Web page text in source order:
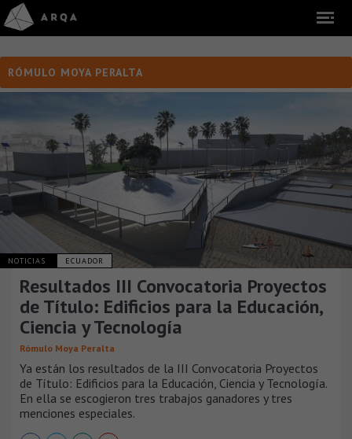
RÓMULO MOYA PERALTA
NOTICIAS ECUADOR
Resultados III Convocatoria Proyectos
de Título: Edificios para la Educación,
Ciencia y Tecnología
Rómulo Moya Peralta
Ya están los resultados de la III Convocatoria Proyectos
de Título: Edificios para la Educación, Ciencia y Tecnología.
En ella se escogieron tres trabajos ganadores y tres
menciones especiales.